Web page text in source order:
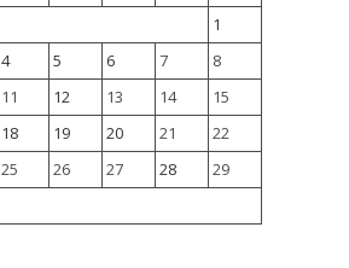
1
4 5 6 7
8
11 12 13 14
15
18 19 20 21
22
25 26 27 28
29